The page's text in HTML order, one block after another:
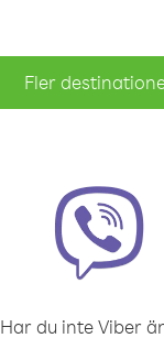
Fler
Har du inte Viber